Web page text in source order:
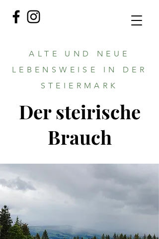
ALTE UND NEUE
LEBENSWEISE IN DER
STEIERMARK
Der steirische
Brauch